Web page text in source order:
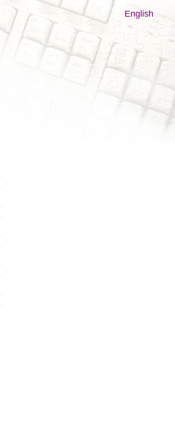
English